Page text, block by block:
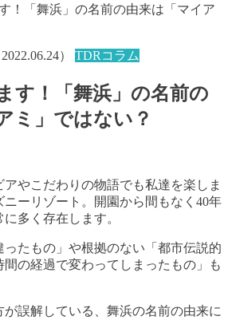
！「舞浜」の名前の由来は「マイア
2022.06.24） TDRコラム
す！「舞浜」の名前の
ミ」ではない？
アやこだわりの物語でも私達を楽しま
ーリゾート。開園から間もなく40年
多く存在します。
ったもの」や根拠のない「都市伝説的
の経過で変わってしまったもの」も
誤解している、舞浜の名前の由来に